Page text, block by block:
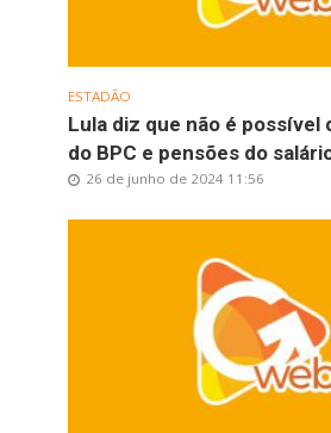
ESTADÃO
Lula diz que não é possível
do BPC e pensões do
26 de junho de 2024 11:56